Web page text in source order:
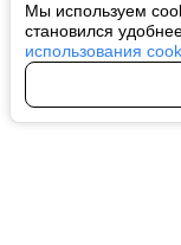
Мы используем
становился
использования